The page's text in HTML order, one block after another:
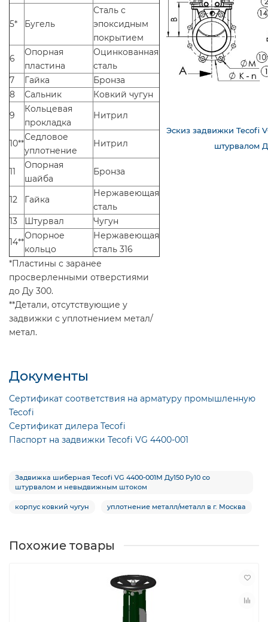
5* Бугель
Сталь с
эпоксидным
покрытием
6
Опорная
пластина
Оцинкованная
сталь
7
Гайка
Бронза
8
Сальник
Ковкий чугун
9
Кольцевая
прокладка
Нитрил
10**
Седловое
уплотнение
Нитрил
11
Опорная
шайба
Бронза
12 Гайка
Нержавеющая
сталь
13
Штурвал
Чугун
14**
Опорное
кольцо
Нержавеющая
сталь 316
*Пластины с заранее
просверленными отверстиями
до Ду 300.
**Детали, отсутствующие у
задвижки с уплотнением метал/
метал.
Эскиз задвижки Tecofi
штурвалом
Документы
Сертификат соответствия на арматуру промышленную
Tecofi
Сертификат дилера Tecofi
Паспорт на задвижки Tecofi VG 4400-001
Задвижка шиберная Tecofi VG 4400-001M Ду150 Ру10 со
штурвалом и невыдвижным штоком
корпус ковкий чугун уплотнение металл/металл в г. Москва
Похожие товары